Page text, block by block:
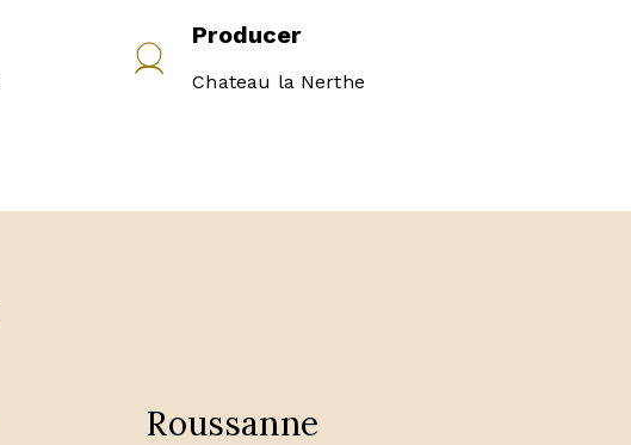
Producer
Chateau la Nerthe
Roussanne